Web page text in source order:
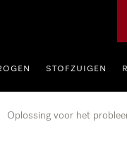
STOFZUIGEN
Oplossing voor het